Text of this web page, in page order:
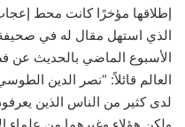
إطلاقها مؤخرًا كانت محط
الذي استهل مقال له في صحيفة
الأسبوع الماضي بالحديث عن
العالم قائلاً: “نصر الدين
لدى كثير من الناس الذين